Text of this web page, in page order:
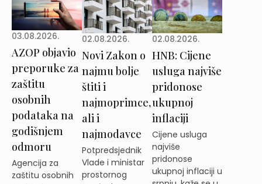
03.08.2026.
AZOP objavio
preporuke za
zaštitu
osobnih
podataka na
godišnjem
odmoru
Agencija za
zaštitu osobnih
02.08.2026.
Novi Zakon o
najmu bolje
štiti i
najmoprimce,
ali i
najmodavce
Potpredsjednik
Vlade i ministar
prostornog
02.08.2026.
HNB: Cijene
usluga najviše
pridonose
ukupnoj
inflaciji
Cijene usluga
najviše
pridonose
ukupnoj inflaciji u